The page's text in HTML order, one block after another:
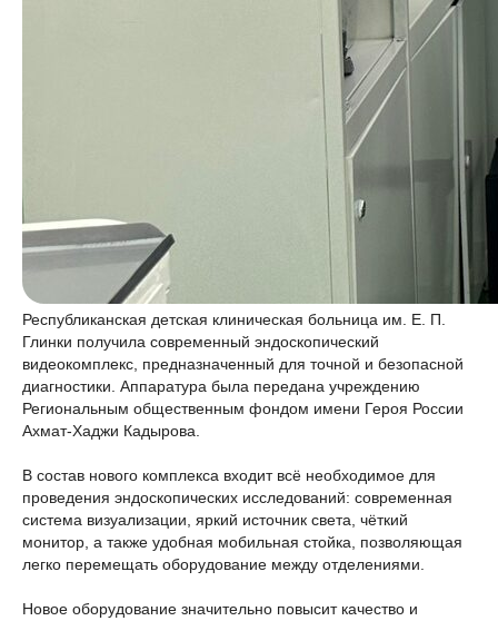
Республиканская детская клиническая больница им. Е. П.
Глинки получила современный эндоскопический
видеокомплекс, предназначенный для точной и безопасной
диагностики. Аппаратура была передана учреждению
Региональным общественным фондом имени Героя России
Ахмат-Хаджи Кадырова.
В состав нового комплекса входит всё необходимое для
проведения эндоскопических исследований: современная
система визуализации, яркий источник света, чёткий
монитор, а также удобная мобильная стойка, позволяющая
легко перемещать оборудование между отделениями.
Новое оборудование значительно повысит качество и